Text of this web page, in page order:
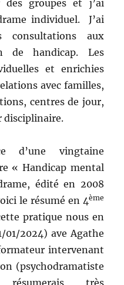
des groupes et j’ai
individuel. J’ai
consultations aux
de handicap. Les
et enrichies
avec familles,
centres de jour,
disciplinaire.
d’une vingtaine
« Handicap mental
édité en 2008
le résumé en 4ème
pratique nous en
01/2024) ave Agathe
intervenant
(psychodramatiste
très